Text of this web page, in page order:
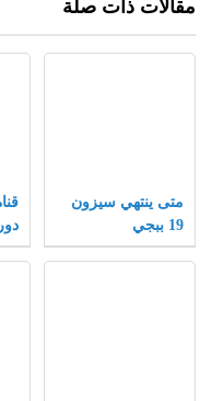
مقالات ذات صلة
متى ينتهي سيزون
19 ببجي